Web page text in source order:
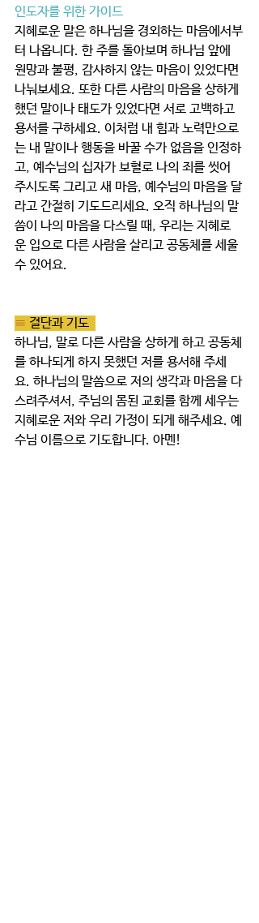
인도자를 위한 가이드
지혜로운 말은 하나님을 경외하는 마음에서부
터 나옵니다. 한 주를 돌아보며 하나님 앞에
원망과 불평, 감사하지 않는 마음이 있었다면
나눠보세요. 또한 다른 사람의 마음을 상하게
했던 말이나 태도가 있었다면 서로 고백하고
용서를 구하세요. 이처럼 내 힘과 노력만으로
는 내 말이나 행동을 바꿀 수가 없음을 인정하
고, 예수님의 십자가 보혈로 나의 죄를 씻어
주시도록 그리고 새 마음, 예수님의 마음을 달
라고 간절히 기도드리세요. 오직 하나님의 말
씀이 나의 마음을 다스릴 때, 우리는 지혜로
운 입으로 다른 사람을 살리고 공동체를 세울
수 있어요.
≡ 결단과 기도
하나님, 말로 다른 사람을 상하게 하고 공동체
를 하나되게 하지 못했던 저를 용서해 주세
요. 하나님의 말씀으로 저의 생각과 마음을 다
스려주셔서, 주님의 몸된 교회를 함께 세우는
지혜로운 저와 우리 가정이 되게 해주세요. 예
수님 이름으로 기도합니다. 아멘!